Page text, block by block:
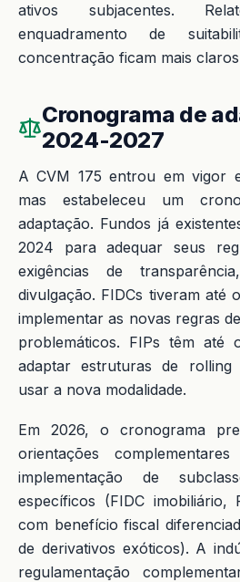
ativos subjacentes.
enquadramento de
concentração ficam mais
Cronograma de
2024-2027
A CVM 175 entrou em vigor
mas estabeleceu um
adaptação. Fundos já
2024 para adequar seus
exigências de
divulgação. FIDCs tiveram até
implementar as novas regras
problemáticos. FIPs têm até
adaptar estruturas de rolling
usar a nova modalidade.
Em 2026, o cronograma
orientações
implementação de
específicos (FIDC imobiliário,
com benefício fiscal
de derivativos exóticos). A
regulamentação